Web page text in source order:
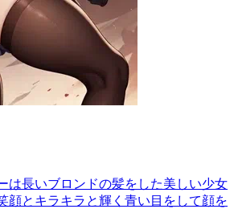
は長いブロンドの髪をした美しい少女
顔とキラキラと輝く青い目をして顔を